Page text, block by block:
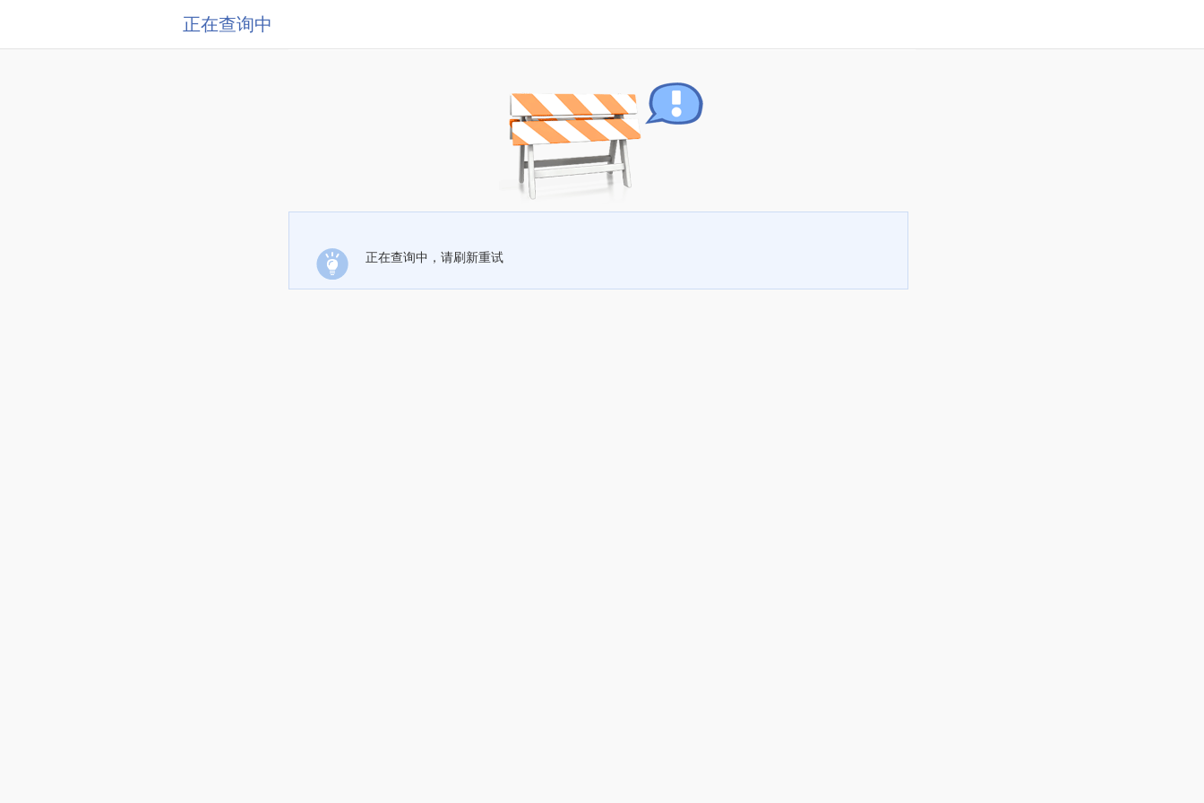
正在查询中
正在查询中，请刷新重试